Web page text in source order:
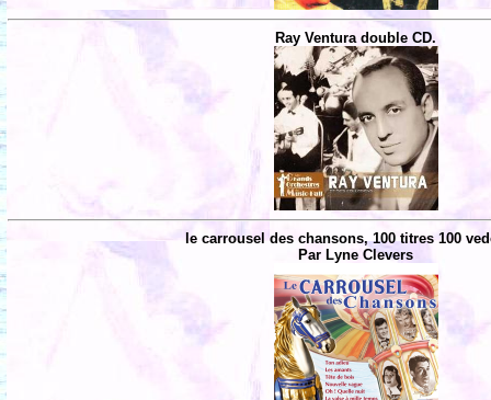
Ray Ventura double CD.
le carrousel des chansons, 100 titres 100
Par Lyne Clevers